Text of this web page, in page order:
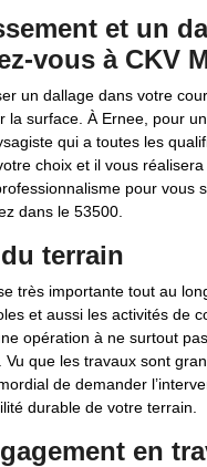
et un
vous à CKV
un dallage dans votre
la surface. À Ernee, pour
qui a toutes les
choix et il vous
pour vous
dans le 53500.
terrain
très importante tout au
et aussi les activités de
opération à ne surtout
que les travaux sont
de demander
durable de votre terrain.
en